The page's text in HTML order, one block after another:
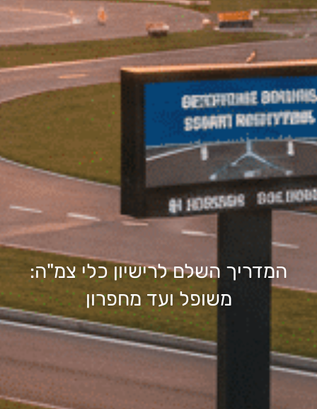
המדריך השלם לרישיון כלי צמ"ה:
משופל ועד מחפרון